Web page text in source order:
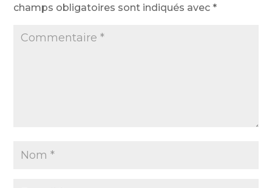
champs obligatoires sont indiqués avec*